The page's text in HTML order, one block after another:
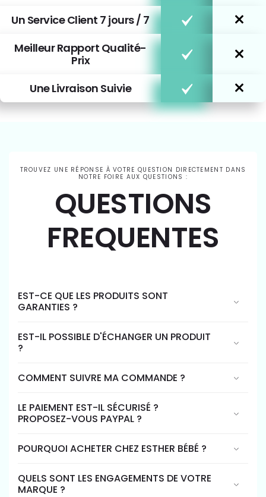
Un Service Client 7 jours / 7
Meilleur Rapport Qualité-
Prix
Une Livraison Suivie
TROUVEZ UNE RÉPONSE À VOTRE QUESTION DIRECTEMENT DANS
NOTRE FOIRE AUX QUESTIONS :
QUESTIONS
FREQUENTES
EST-CE QUE LES PRODUITS SONT
GARANTIES ?
EST-IL POSSIBLE D'ÉCHANGER UN PRODUIT
?
COMMENT SUIVRE MA COMMANDE ?
LE PAIEMENT EST-IL SÉCURISÉ ?
PROPOSEZ-VOUS PAYPAL ?
POURQUOI ACHETER CHEZ ESTHER BÉBÉ ?
QUELS SONT LES ENGAGEMENTS DE VOTRE
MARQUE ?